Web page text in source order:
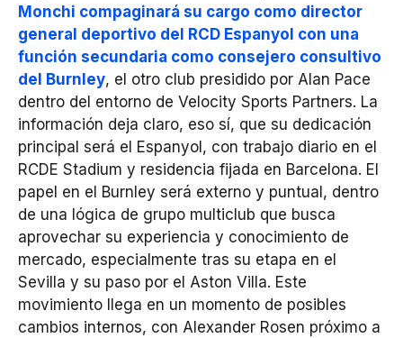
Monchi compaginará su cargo como director
general deportivo del RCD Espanyol con una
función secundaria como consejero consultivo
del Burnley, el otro club presidido por Alan Pace
dentro del entorno de Velocity Sports Partners. La
información deja claro, eso sí, que su dedicación
principal será el Espanyol, con trabajo diario en el
RCDE Stadium y residencia fijada en Barcelona. El
papel en el Burnley será externo y puntual, dentro
de una lógica de grupo multiclub que busca
aprovechar su experiencia y conocimiento de
mercado, especialmente tras su etapa en el
Sevilla y su paso por el Aston Villa. Este
movimiento llega en un momento de posibles
cambios internos, con Alexander Rosen próximo a